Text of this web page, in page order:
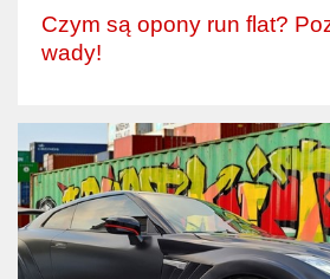
Czym są opony run flat?
wady!